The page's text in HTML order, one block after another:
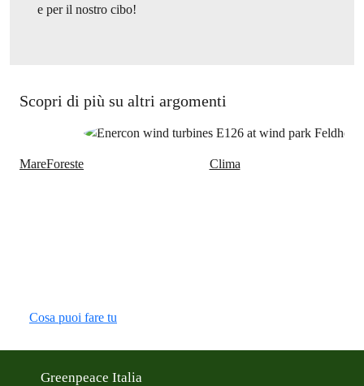
e per il nostro cibo!
Scopri di più su altri argomenti
MareForeste Clima
Cosa puoi fare tu
Greenpeace Italia